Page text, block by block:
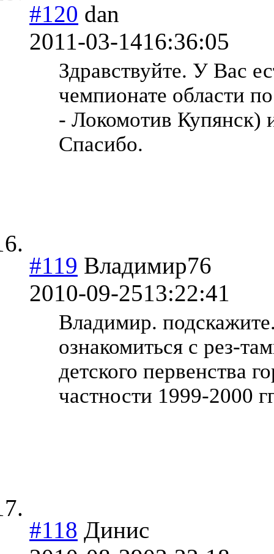
#120 dan
2011-03-1416:36:05
Здравствуйте. У Вас
чемпионате области
- Локомотив Купянск)
Спасибо.
#119 Владимир76
2010-09-2513:22:41
Владимир.
ознакомиться с рез-
детского первенства
частности 1999-2000
#118 Динис